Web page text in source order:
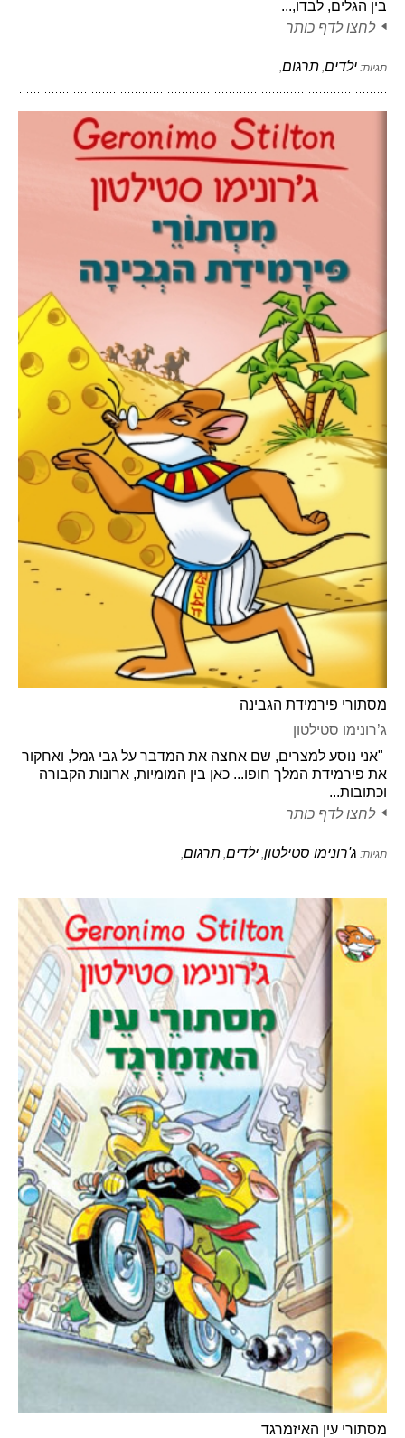
בין הגלים, לבדו,...
לחצו לדף כותר
תגיות: ילדים, תרגום,
מסתורי פירמידת הגבינה
ג’רונימו סטילטון
"אני נוסע למצרים, שם אחצה את המדבר על גבי גמל, ואחקור
את פירמידת המלך חופו... כאן בין המומיות, ארונות הקבורה
וכתובות...
לחצו לדף כותר
תגיות: ג'רונימו סטילטון, ילדים, תרגום,
מסתורי עין האיזמרגד